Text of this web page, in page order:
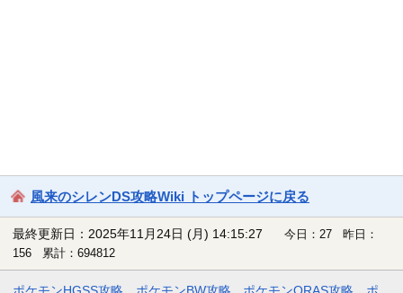
風来のシレンDS攻略Wiki トップページに戻る
最終更新日：2025年11月24日 (月) 14:15:27
今日：27 昨日：
156 累計：694812